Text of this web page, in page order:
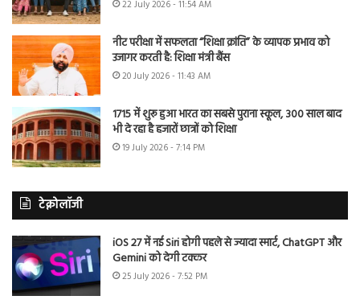
22 July 2026 - 11:54 AM
नीट परीक्षा में सफलता “शिक्षा क्रांति” के व्यापक प्रभाव को
उजागर करती है: शिक्षा मंत्री बैंस
20 July 2026 - 11:43 AM
1715 में शुरू हुआ भारत का सबसे पुराना स्कूल, 300 साल बाद
भी दे रहा है हजारों छात्रों को शिक्षा
19 July 2026 - 7:14 PM
टेक्नोलॉजी
iOS 27 में नई Siri होगी पहले से ज्यादा स्मार्ट, ChatGPT और
Gemini को देगी टक्कर
25 July 2026 - 7:52 PM